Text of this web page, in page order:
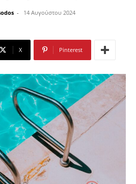
- 14 Αυγούστου 2024
X Pinterest